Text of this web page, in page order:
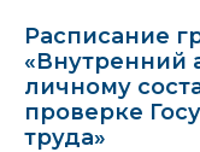
Расписание
«Внутренний
личному
проверке
труда»